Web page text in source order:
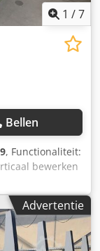
1 /7
Bellen
, Functionaliteit:
bewerken
Minimale
23,8 kW
2018.
afnemers
Advertentie